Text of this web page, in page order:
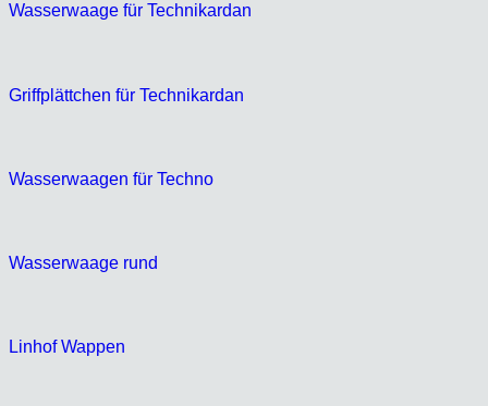
Wasserwaage für Technikardan
Griffplättchen für Technikardan
Wasserwaagen für Techno
Wasserwaage rund
Linhof Wappen